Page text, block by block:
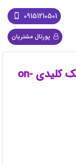
09151210501
پورتال مشتریان
سئو داخلی چیست؟ + ۱۰ تکنیک کلیدی on-